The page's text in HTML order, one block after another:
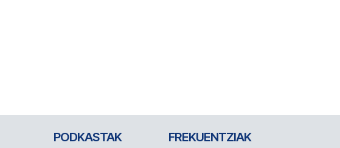
PODKASTAK FREKUENTZIAK